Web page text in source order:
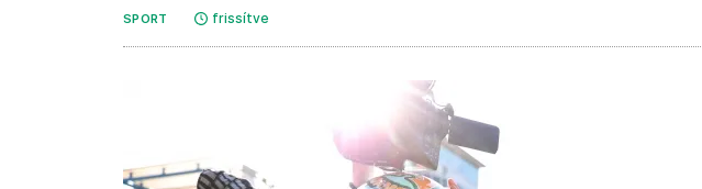
SPORT frissítve